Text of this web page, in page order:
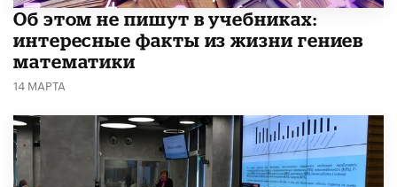
Об этом не пишут в учебниках:
интересные факты из жизни гениев
математики
14 МАРТА